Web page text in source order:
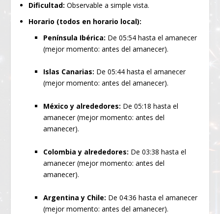
Dificultad: Observable a simple vista.
Horario (todos en horario local):
Península Ibérica: De 05:54 hasta el amanecer
(mejor momento: antes del amanecer).
Islas Canarias: De 05:44 hasta el amanecer
(mejor momento: antes del amanecer).
México y alrededores: De 05:18 hasta el
amanecer (mejor momento: antes del
amanecer).
Colombia y alrededores: De 03:38 hasta el
amanecer (mejor momento: antes del
amanecer).
Argentina y Chile: De 04:36 hasta el amanecer
(mejor momento: antes del amanecer).